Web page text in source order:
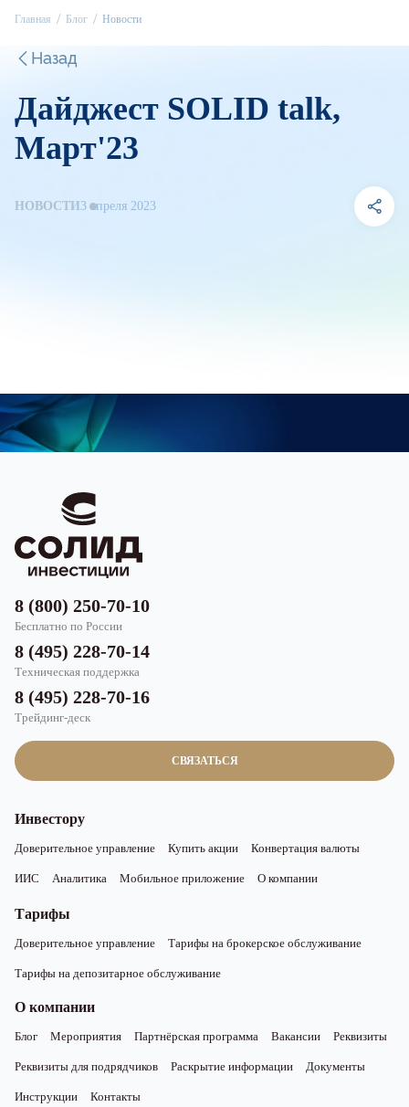
Главная Блог Новости
Назад
Дайджест SOLID talk,
Март'23
НОВОСТИ 3 апреля 2023
СВЯЗАТЬСЯ
8 (800) 250-70-10
Бесплатно по России
8 (495) 228-70-14
Техническая поддержка
8 (495) 228-70-16
Трейдинг-деск
Инвестору
Доверительное управление Купить акции Конвертация валюты
ИИС Аналитика Мобильное приложение О компании
Тарифы
Доверительное управление Тарифы на брокерское обслуживание
Тарифы на депозитарное обслуживание
О компании
Блог Мероприятия Партнёрская программа Вакансии Реквизиты
Реквизиты для подрядчиков Раскрытие информации Документы
Инструкции Контакты